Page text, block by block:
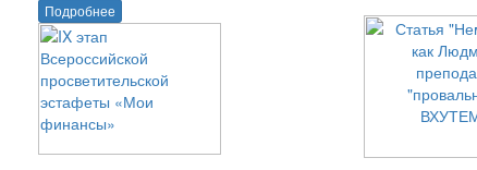
Подробнее